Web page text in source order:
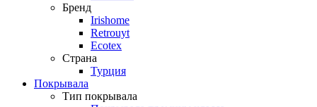
Бренд
Irishome
Retrouyt
Ecotex
Cтрана
Турция
Покрывала
Тип покрывала